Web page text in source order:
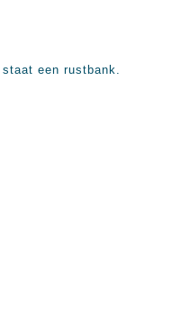
een rustbank.